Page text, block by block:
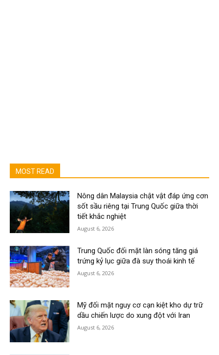
MOST READ
Nông dân Malaysia chật vật đáp ứng cơn
sốt sầu riêng tại Trung Quốc giữa thời
tiết khắc nghiệt
August 6, 2026
Trung Quốc đối mặt làn sóng tăng giá
trứng kỷ lục giữa đà suy thoái kinh tế
August 6, 2026
Mỹ đối mặt nguy cơ cạn kiệt kho dự trữ
dầu chiến lược do xung đột với Iran
August 6, 2026